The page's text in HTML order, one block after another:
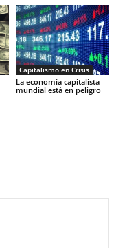
Capitalismo en Crisis
La economía capitalista
mundial está en peligro